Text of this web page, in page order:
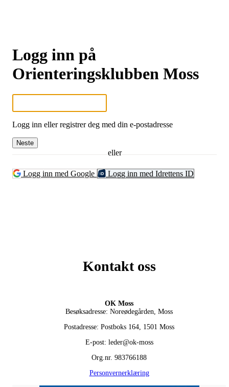
Logg inn på
Orienteringsklubben Moss
Logg inn eller registrer deg med din e-postadresse
Neste
eller
Logg inn med Google Logg inn med Idrettens ID
Kontakt oss
OK Moss
Besøksadresse: Noreødegården, Moss
Postadresse: Postboks 164, 1501 Moss
E-post: leder@ok-moss
Org.nr. 983766188
Personvernerklæring